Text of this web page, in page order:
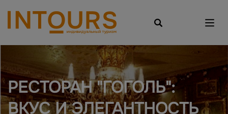
РЕСТОРАН "ГОГОЛЬ":
ВКУС И ЭЛЕГАНТНОСТЬ